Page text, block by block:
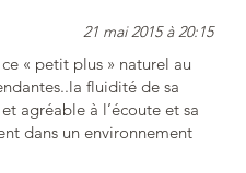
21 mai 2015 à 20:15
« petit plus » naturel au
fluidité de sa
agréable à l’écoute et sa
dans un environnement